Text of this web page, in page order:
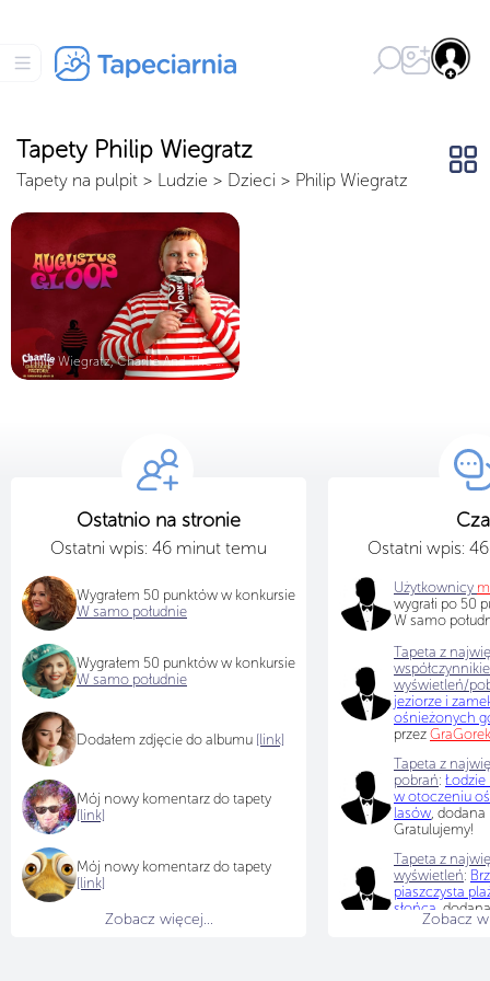
Tapety Philip Wiegratz
Tapety na pulpit > Ludzie > Dzieci > Philip Wiegratz
Philip Wiegratz, Charlie And The Ch...
Ostatnio na stronie
Ostatni wpis: 46 minut temu
Wygrałem 50 punktów w konkursie
W samo południe
Wygrałem 50 punktów w konkursie
W samo południe
Dodałem zdjęcie do albumu [link]
Mój nowy komentarz do tapety
[link]
Mój nowy komentarz do tapety
[link]
Zobacz więcej...
Ostatni wpis:
Użytkownicy
wygrałi po 50
W samo
Tapeta z
wyświetleń/
jeziorze i
ośnieżonych
przez GraGorek
Tapeta z
pobrań: Łodzie
w otoczeniu
lasów, dodana
Gratulujemy!
Tapeta z
wyświetleń:
piaszczysta
słońca ,
Gratulujemy!
Zobacz